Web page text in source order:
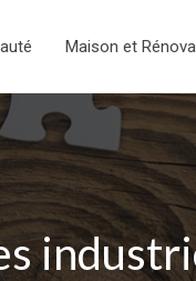
Maison et